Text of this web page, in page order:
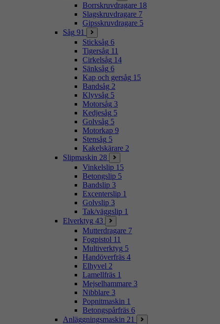
Borrskruvdragare 18
Slagskruvdragare 7
Gipsskruvdragare 5
Såg 91
Sticksåg 6
Tigersåg 11
Cirkelsåg 14
Sänksåg 6
Kap och gersåg 15
Bandsåg 2
Klyvsåg 5
Motorsåg 3
Kedjesåg 5
Golvsåg 5
Motorkap 9
Stensåg 5
Kakelskärare 2
Slipmaskin 28
Vinkelslip 15
Betongslip 5
Bandslip 3
Excenterslip 1
Golvslip 3
Tak/väggslip 1
Elverktyg 43
Mutterdragare 7
Fogpistol 11
Multiverktyg 5
Handöverfräs 4
Elhyvel 2
Lamellfräs 1
Mejselhammare 3
Nibblare 3
Popnitmaskin 1
Betongspårfräs 6
Anläggningsmaskin 21